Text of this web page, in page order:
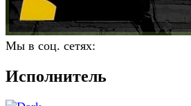
Мы в соц. сетях:
Исполнитель